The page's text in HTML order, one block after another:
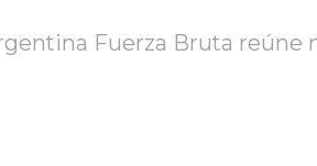
Fuerza Bruta reúne